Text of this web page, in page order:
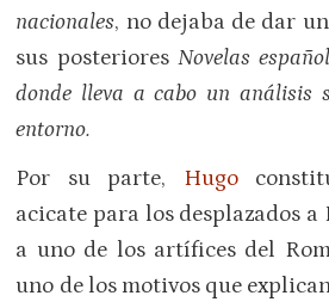
nacionales, no dejaba de dar
sus posterioresNovelas
donde lleva a cabo un análisis
entorno.
Por su parte, Hugo
acicate para los desplazados a
a uno de los artífices del
uno de los motivos que